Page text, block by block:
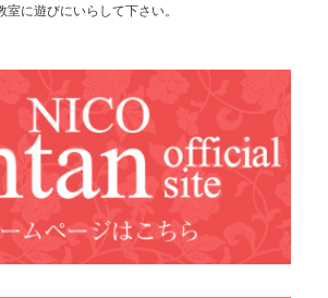
室に遊びにいらして下さい。